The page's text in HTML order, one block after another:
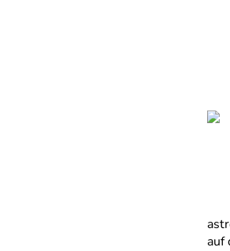
auf